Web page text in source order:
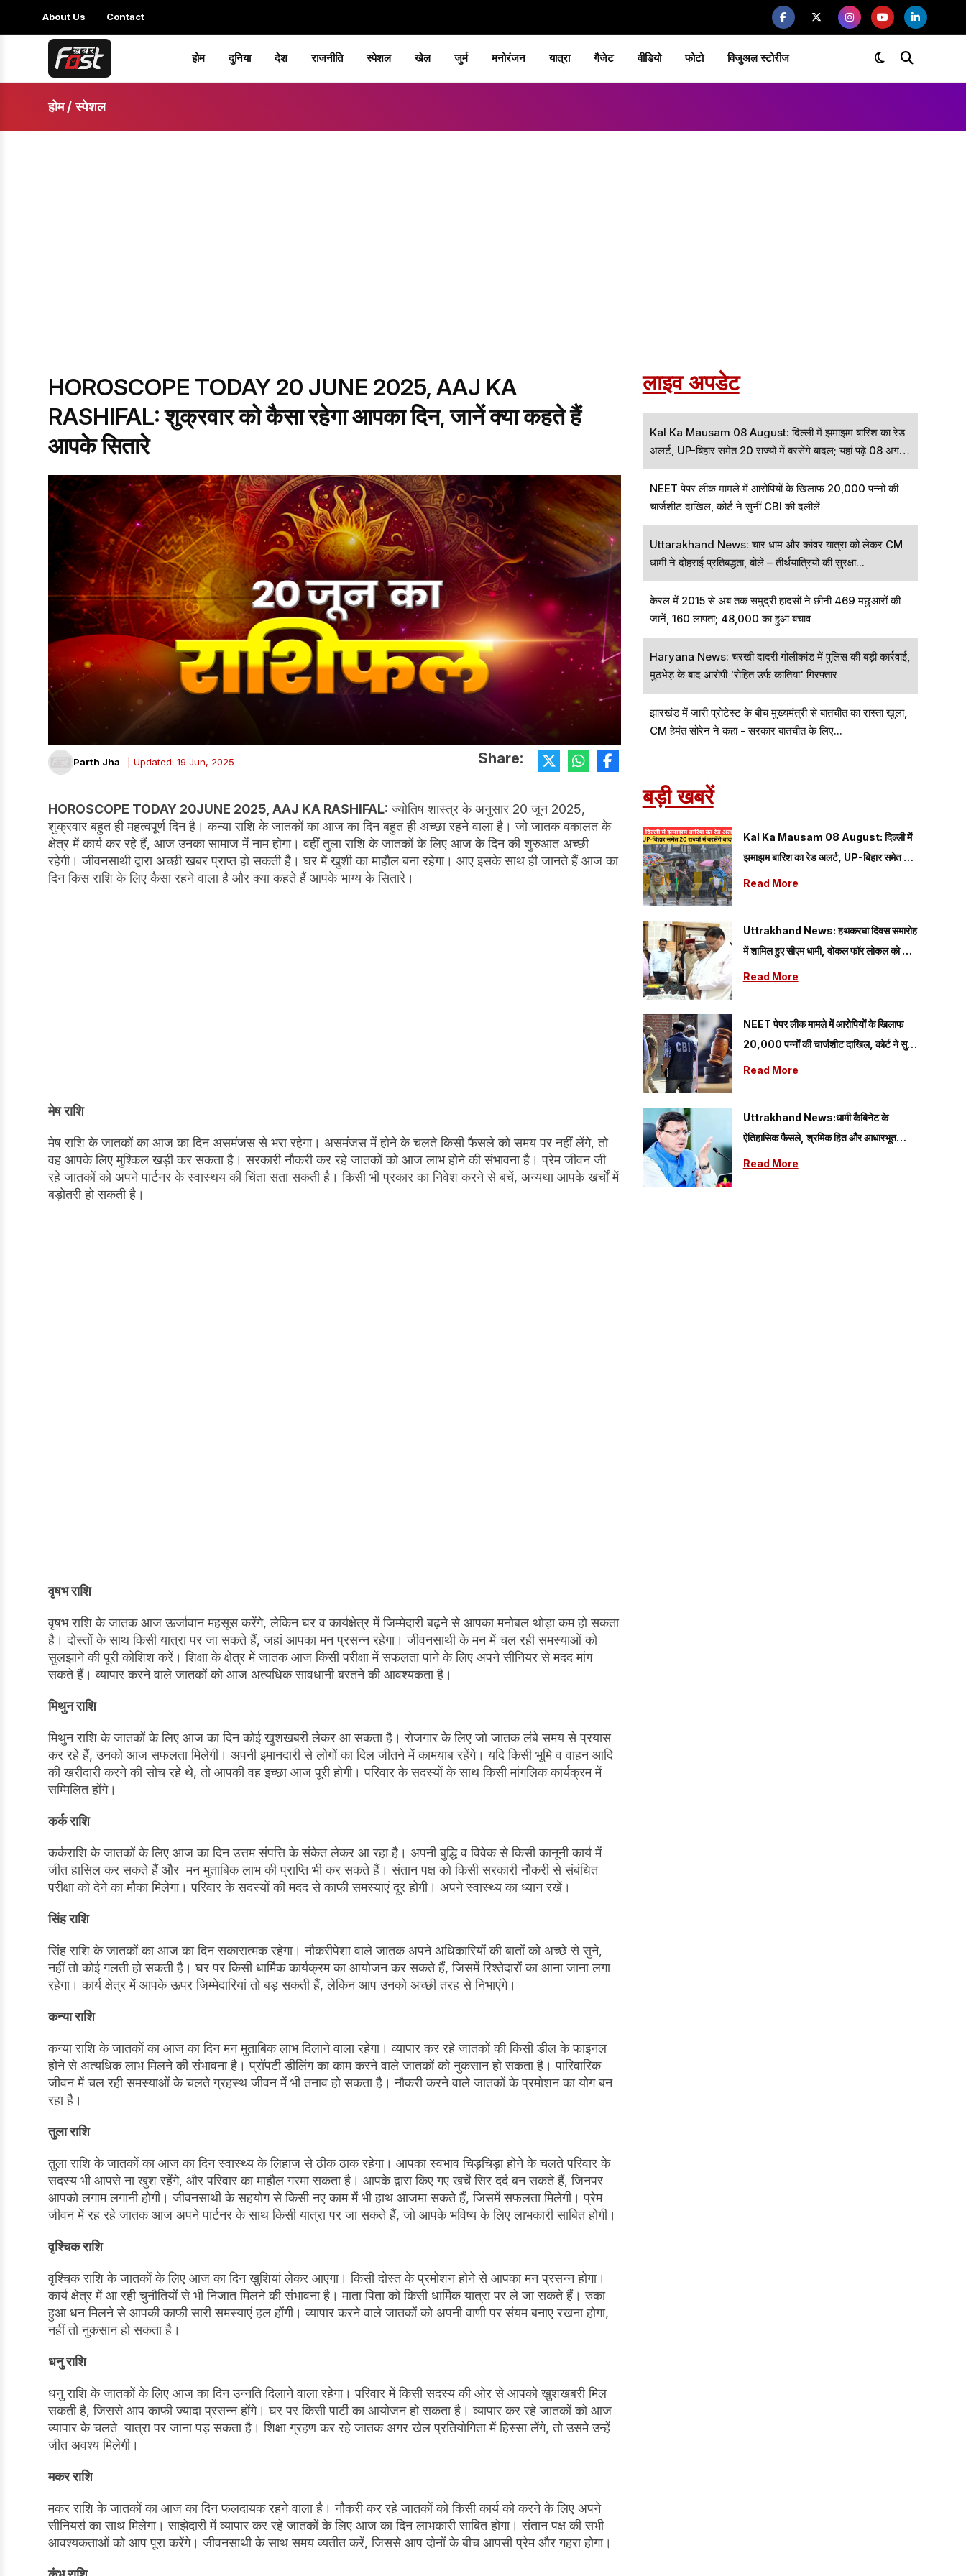
About Us Contact
होम दुनिया देश राजनीति स्पेशल खेल जुर्म मनोरंजन यात्रा गैजेट वीडियो फोटो विजुअल स्टोरीज
होम/ स्पेशल
HOROSCOPE TODAY 20 JUNE 2025, AAJ KA
RASHIFAL: शुक्रवार को कैसा रहेगा आपका दिन, जानें क्या कहते हैं
आपके सितारे
Parth Jha | Updated: 19 Jun, 2025 Share:
HOROSCOPE TODAY 20JUNE 2025, AAJ KA RASHIFAL: ज्योतिष शास्त्र के अनुसार 20 जून 2025,
शुक्रवार बहुत ही महत्वपूर्ण दिन है। कन्या राशि के जातकों का आज का दिन बहुत ही अच्छा रहने वाला है। जो जातक वकालत के
क्षेत्र में कार्य कर रहे हैं, आज उनका सामाज में नाम होगा। वहीं तुला राशि के जातकों के लिए आज के दिन की शुरुआत अच्छी
रहेगी। जीवनसाथी द्वारा अच्छी खबर प्राप्त हो सकती है। घर में खुशी का माहौल बना रहेगा। आए इसके साथ ही जानते हैं आज का
दिन किस राशि के लिए कैसा रहने वाला है और क्या कहते हैं आपके भाग्य के सितारे।
मेष राशि
मेष राशि के जातकों का आज का दिन असमंजस से भरा रहेगा। असमंजस में होने के चलते किसी फैसले को समय पर नहीं लेंगे, तो
वह आपके लिए मुश्किल खड़ी कर सकता है। सरकारी नौकरी कर रहे जातकों को आज लाभ होने की संभावना है। प्रेम जीवन जी
रहे जातकों को अपने पार्टनर के स्वास्थय की चिंता सता सकती है। किसी भी प्रकार का निवेश करने से बचें, अन्यथा आपके खर्चों में
बड़ोतरी हो सकती है।
वृषभ राशि
वृषभ राशि के जातक आज ऊर्जावान महसूस करेंगे, लेकिन घर व कार्यक्षेत्र में जिम्मेदारी बढ़ने से आपका मनोबल थोड़ा कम हो सकता
है। दोस्तों के साथ किसी यात्रा पर जा सकते हैं, जहां आपका मन प्रसन्न रहेगा। जीवनसाथी के मन में चल रही समस्याओं को
सुलझाने की पूरी कोशिश करें। शिक्षा के क्षेत्र में जातक आज किसी परीक्षा में सफलता पाने के लिए अपने सीनियर से मदद मांग
सकते हैं। व्यापार करने वाले जातकों को आज अत्यधिक सावधानी बरतने की आवश्यकता है।
मिथुन राशि
मिथुन राशि के जातकों के लिए आज का दिन कोई खुशखबरी लेकर आ सकता है। रोजगार के लिए जो जातक लंबे समय से प्रयास
कर रहे हैं, उनको आज सफलता मिलेगी। अपनी इमानदारी से लोगों का दिल जीतने में कामयाब रहेंगे। यदि किसी भूमि व वाहन आदि
की खरीदारी करने की सोच रहे थे, तो आपकी वह इच्छा आज पूरी होगी। परिवार के सदस्यों के साथ किसी मांगलिक कार्यक्रम में
सम्मिलित होंगे।
कर्क राशि
कर्कराशि के जातकों के लिए आज का दिन उत्तम संपत्ति के संकेत लेकर आ रहा है। अपनी बुद्धि व विवेक से किसी कानूनी कार्य में
जीत हासिल कर सकते हैं और मन मुताबिक लाभ की प्राप्ति भी कर सकते हैं। संतान पक्ष को किसी सरकारी नौकरी से संबंधित
परीक्षा को देने का मौका मिलेगा। परिवार के सदस्यों की मदद से काफी समस्याएं दूर होगी। अपने स्वास्थ्य का ध्यान रखें।
सिंह राशि
सिंह राशि के जातकों का आज का दिन सकारात्मक रहेगा। नौकरीपेशा वाले जातक अपने अधिकारियों की बातों को अच्छे से सुने,
नहीं तो कोई गलती हो सकती है। घर पर किसी धार्मिक कार्यक्रम का आयोजन कर सकते हैं, जिसमें रिश्तेदारों का आना जाना लगा
रहेगा। कार्य क्षेत्र में आपके ऊपर जिम्मेदारियां तो बड़ सकती हैं, लेकिन आप उनको अच्छी तरह से निभाएंगे।
कन्या राशि
कन्या राशि के जातकों का आज का दिन मन मुताबिक लाभ दिलाने वाला रहेगा। व्यापार कर रहे जातकों की किसी डील के फाइनल
होने से अत्यधिक लाभ मिलने की संभावना है। प्रॉपर्टी डीलिंग का काम करने वाले जातकों को नुकसान हो सकता है। पारिवारिक
जीवन में चल रही समस्याओं के चलते ग्रहस्थ जीवन में भी तनाव हो सकता है। नौकरी करने वाले जातकों के प्रमोशन का योग बन
रहा है।
तुला राशि
तुला राशि के जातकों का आज का दिन स्वास्थ्य के लिहाज़ से ठीक ठाक रहेगा। आपका स्वभाव चिड़चिड़ा होने के चलते परिवार के
सदस्य भी आपसे ना खुश रहेंगे, और परिवार का माहौल गरमा सकता है। आपके द्वारा किए गए खर्चे सिर दर्द बन सकते हैं, जिनपर
आपको लगाम लगानी होगी। जीवनसाथी के सहयोग से किसी नए काम में भी हाथ आजमा सकते हैं, जिसमें सफलता मिलेगी। प्रेम
जीवन में रह रहे जातक आज अपने पार्टनर के साथ किसी यात्रा पर जा सकते हैं, जो आपके भविष्य के लिए लाभकारी साबित होगी।
वृश्चिक राशि
वृश्चिक राशि के जातकों के लिए आज का दिन खुशियां लेकर आएगा। किसी दोस्त के प्रमोशन होने से आपका मन प्रसन्न होगा।
कार्य क्षेत्र में आ रही चुनौतियों से भी निजात मिलने की संभावना है। माता पिता को किसी धार्मिक यात्रा पर ले जा सकते हैं। रुका
हुआ धन मिलने से आपकी काफी सारी समस्याएं हल होंगी। व्यापार करने वाले जातकों को अपनी वाणी पर संयम बनाए रखना होगा,
नहीं तो नुकसान हो सकता है।
धनु राशि
धनु राशि के जातकों के लिए आज का दिन उन्नति दिलाने वाला रहेगा। परिवार में किसी सदस्य की ओर से आपको खुशखबरी मिल
सकती है, जिससे आप काफी ज्यादा प्रसन्न होंगे। घर पर किसी पार्टी का आयोजन हो सकता है। व्यापार कर रहे जातकों को आज
व्यापार के चलते यात्रा पर जाना पड़ सकता है। शिक्षा ग्रहण कर रहे जातक अगर खेल प्रतियोगिता में हिस्सा लेंगे, तो उसमे उन्हें
जीत अवश्य मिलेगी।
मकर राशि
मकर राशि के जातकों का आज का दिन फलदायक रहने वाला है। नौकरी कर रहे जातकों को किसी कार्य को करने के लिए अपने
सीनियर्स का साथ मिलेगा। साझेदारी में व्यापार कर रहे जातकों के लिए आज का दिन लाभकारी साबित होगा। संतान पक्ष की सभी
आवश्यकताओं को आप पूरा करेंगे। जीवनसाथी के साथ समय व्यतीत करें, जिससे आप दोनों के बीच आपसी प्रेम और गहरा होगा।
लाइव अपडेट
Kal Ka Mausam 08 August: दिल्ली में झमाझम बारिश का रेड
अलर्ट, UP-बिहार समेत 20 राज्यों में बरसेंगे बादल; यहां पढ़े 08 अगस्त
का कैसा रहेगा मौसम
NEET पेपर लीक मामले में आरोपियों के खिलाफ 20,000 पन्नों की
चार्जशीट दाखिल, कोर्ट ने सुनीं CBI की दलीलें
Uttarakhand News: चार धाम और कांवर यात्रा को लेकर CM
धामी ने दोहराई प्रतिबद्धता, बोले – तीर्थयात्रियों की सुरक्षा...
केरल में 2015 से अब तक समुद्री हादसों ने छीनी 469 मछुआरों की
जानें, 160 लापता; 48,000 का हुआ बचाव
Haryana News: चरखी दादरी गोलीकांड में पुलिस की बड़ी कार्रवाई,
मुठभेड़ के बाद आरोपी 'रोहित उर्फ कातिया' गिरफ्तार
झारखंड में जारी प्रोटेस्ट के बीच मुख्यमंत्री से बातचीत का रास्ता खुला,
CM हेमंत सोरेन ने कहा - सरकार बातचीत के लिए...
बड़ी खबरें
Kal Ka Mausam 08 August: दिल्ली में
झमाझम बारिश का रेड अलर्ट, UP-बिहार समेत 20
राज्यों में बरसेंगे बादल; यहां पढ़े 08 अगस्त का कैसा
Read More
Uttrakhand News: हथकरघा दिवस समारोह
में शामिल हुए सीएम धामी, वोकल फॉर लोकल को दिया
गया प्रोत्साहन
Read More
NEET पेपर लीक मामले में आरोपियों के खिलाफ
20,000 पन्नों की चार्जशीट दाखिल, कोर्ट ने सुनीं
CBI की दलीलें
Read More
Uttrakhand News:धामी कैबिनेट के
ऐतिहासिक फैसले, श्रमिक हित और आधारभूत
विकास को मिलेगी नई गति
Read More